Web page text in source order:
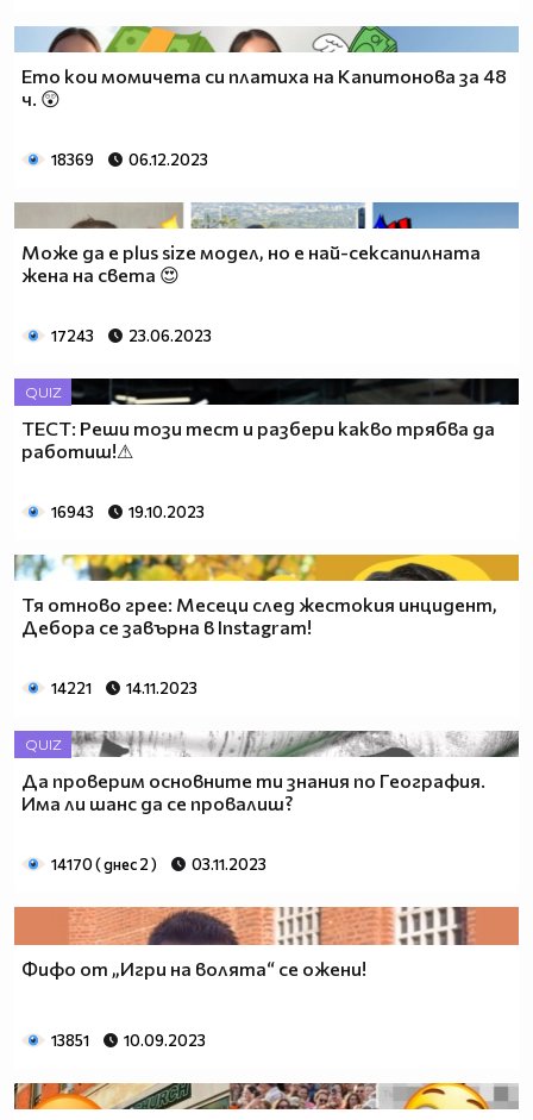
Ето кои момичета си платиха на Капитонова за 48
ч. 😲
18369 06.12.2023
Може да е plus size модел, но е най-сексапилната
жена на света 😍
17243 23.06.2023
QUIZ
TEСТ: Реши този тест и разбери какво трябва да
работиш!⚠
16943 19.10.2023
Тя отново грее: Месеци след жестокия инцидент,
Дебора се завърна в Instagram!
14221 14.11.2023
QUIZ
Да проверим основните ти знания по География.
Има ли шанс да се провалиш?
14170 ( днес 2 ) 03.11.2023
Фифо от „Игри на волята“ се ожени!
13851 10.09.2023